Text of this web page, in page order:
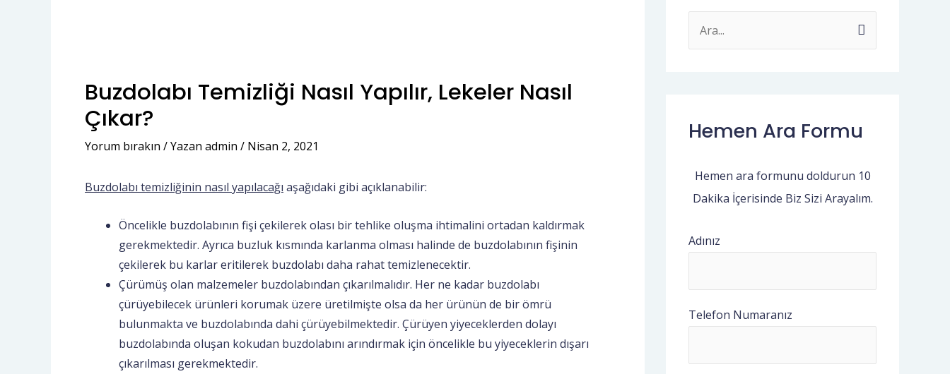
Buzdolabı Temizliği Nasıl Yapılır, Lekeler Nasıl
Çıkar?
Yorum bırakın / Yazan admin / Nisan 2, 2021
Buzdolabı temizliğinin nasıl yapılacağı aşağıdaki gibi açıklanabilir:
Öncelikle buzdolabının fişi çekilerek olası bir tehlike oluşma ihtimalini ortadan kaldırmak
gerekmektedir. Ayrıca buzluk kısmında karlanma olması halinde de buzdolabının fişinin
çekilerek bu karlar eritilerek buzdolabı daha rahat temizlenecektir.
Çürümüş olan malzemeler buzdolabından çıkarılmalıdır. Her ne kadar buzdolabı
çürüyebilecek ürünleri korumak üzere üretilmişte olsa da her ürünün de bir ömrü
bulunmakta ve buzdolabında dahi çürüyebilmektedir. Çürüyen yiyeceklerden dolayı
buzdolabında oluşan kokudan buzdolabını arındırmak için öncelikle bu yiyeceklerin dışarı
çıkarılması gerekmektedir.
c
o
Hemen Ara Formu
Hemen ara formunu doldurun 10
Dakika İçerisinde Biz Sizi Arayalım.
Adınız
Telefon Numaranız